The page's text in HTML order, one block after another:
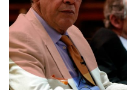
Artes visuales
Ciencia
Cine y televisión
Ciudad